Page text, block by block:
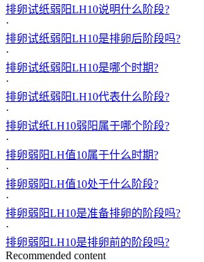
排卵试纸弱阳LH10说明什么阶段?
·
排卵试纸弱阳LH10是排卵后阶段吗?
·
排卵试纸弱阳LH10是哪个时期?
·
排卵试纸弱阳LH10代表什么阶段?
·
排卵试纸LH10弱阳属于哪个阶段?
·
排卵弱阳LH值10属于什么时期?
·
排卵弱阳LH值10处于什么阶段?
·
排卵弱阳LH10是准备排卵的阶段吗?
·
排卵弱阳LH10是排卵前的阶段吗?
Recommended content